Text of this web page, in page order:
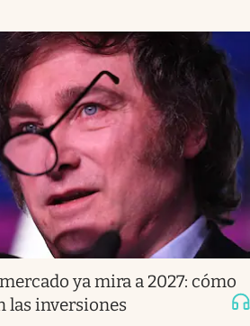
ya mira a 2027: cómo
las inversiones